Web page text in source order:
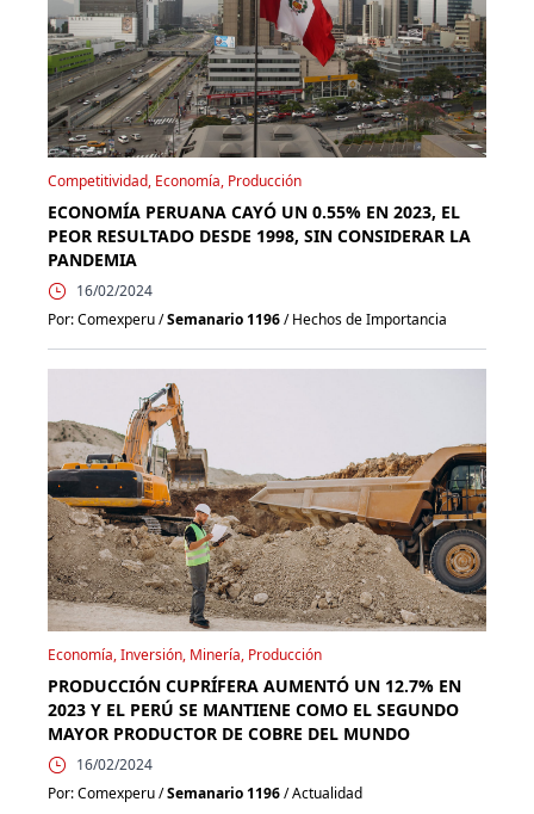
Competitividad, Economía, Producción
ECONOMÍA PERUANA CAYÓ UN 0.55% EN 2023, EL
PEOR RESULTADO DESDE 1998, SIN CONSIDERAR LA
PANDEMIA
16/02/2024
Por: Comexperu /Semanario 1196/ Hechos de Importancia
Economía, Inversión, Minería, Producción
PRODUCCIÓN CUPRÍFERA AUMENTÓ UN 12.7% EN
2023 Y EL PERÚ SE MANTIENE COMO EL SEGUNDO
MAYOR PRODUCTOR DE COBRE DEL MUNDO
16/02/2024
Por: Comexperu /Semanario 1196/ Actualidad